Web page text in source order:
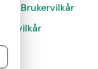
Brukervilkår